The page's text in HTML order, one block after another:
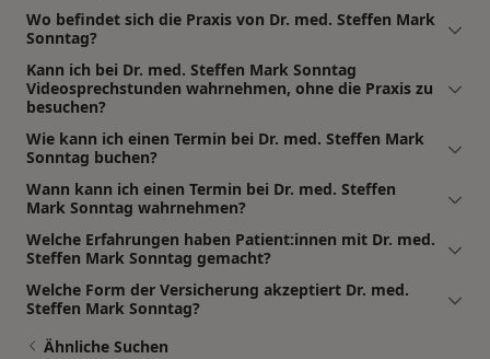
Wo befindet sich die Praxis von Dr. med. Steffen Mark
Sonntag?
Kann ich bei Dr. med. Steffen Mark Sonntag
Videosprechstunden wahrnehmen, ohne die Praxis zu
besuchen?
Wie kann ich einen Termin bei Dr. med. Steffen Mark
Sonntag buchen?
Wann kann ich einen Termin bei Dr. med. Steffen
Mark Sonntag wahrnehmen?
Welche Erfahrungen haben Patient:innen mit Dr. med.
Steffen Mark Sonntag gemacht?
Welche Form der Versicherung akzeptiert Dr. med.
Steffen Mark Sonntag?
Ähnliche Suchen